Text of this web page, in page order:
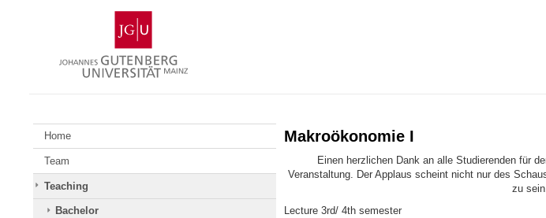
Gutenberg
University
Mainz
Home
Team
Teaching
Bachelor
Makroökonomie I
Einen herzlichen Dank an alle Studierenden für
Veranstaltung. Der Applaus scheint nicht nur des
zu sein.
Lecture 3rd/ 4th semester